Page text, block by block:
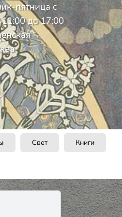
пятница с
до 17:00
Свет Книги